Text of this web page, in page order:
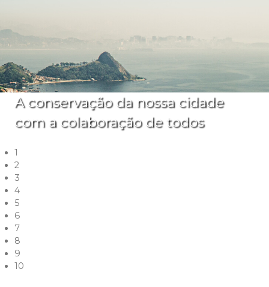
A conservação da nossa cidade
com a colaboração de todos
1
2
3
4
5
6
7
8
9
10